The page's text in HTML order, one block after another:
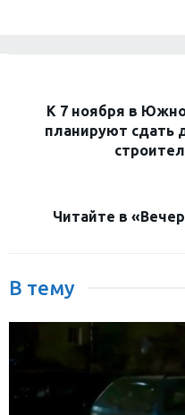
К 7 ноября в
планируют сдать
Читайте в
В тему